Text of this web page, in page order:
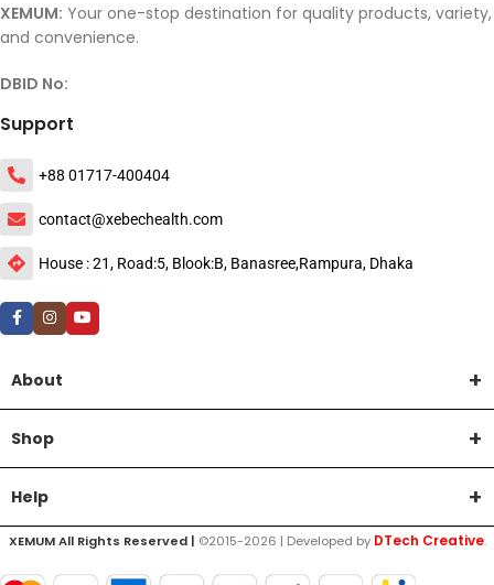
XEMUM: Your one-stop destination for quality products, variety,
and convenience.
DBID No:
Support
+88 01717-400404
contact@xebechealth.com
House : 21, Road:5, Blook:B, Banasree,Rampura, Dhaka
About
Shop
Help
XEMUM All Rights Reserved | ©2015-2026 | Developed by DTech Creative.